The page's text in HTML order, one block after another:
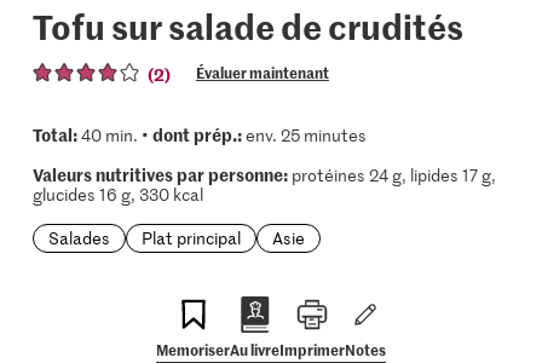
Tofu sur salade de crudités
(2) Évaluer maintenant
Total:40 min. • dont prép.:env. 25 minutes
Valeurs nutritives par personne:protéines 24 g, lipides 17 g,
glucides 16 g, 330 kcal
Salades
Plat principal Asie
MemoriserAu livreImprimerNotes